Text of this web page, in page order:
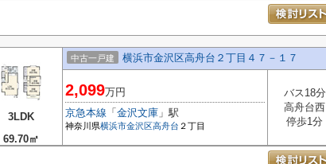
3LDK
69.70㎡
中古一戸建 横浜市金沢区高舟台２丁目４７－１７
2,099万円
京急本線 「 金沢文庫 」駅
神奈川県横浜市金沢区高舟台 ２丁目
バス18分
高舟台西
停歩1分